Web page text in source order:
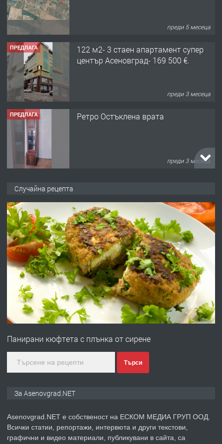
преди 3 месеца
ПРЕДЛАГА Ретро Остъклена врата
преди 3 месеца
ПРЕДЛАГА
🌟HYUNDAI i10 - 2024 | Само 55 лв./
преди 10 месеца
преди 1 година
ПРЕДЛАГА
Професионална зеленчукорезачка
за заведения и дома
преди 1 година
ПРЕДЛАГА Дава под наем Асеновград
преди 2 години
Случайна рецепта
Панирани кюфтета с плънка от сирене
Търси
За Asenovgrad.NET
Asenovgrad.NET е собственост на ЕСКОМ МЕДИА ГРУП ООД.
Всички статии, репортажи, интервюта и други текстови,
графични и видео материали, публикувани в сайта, са